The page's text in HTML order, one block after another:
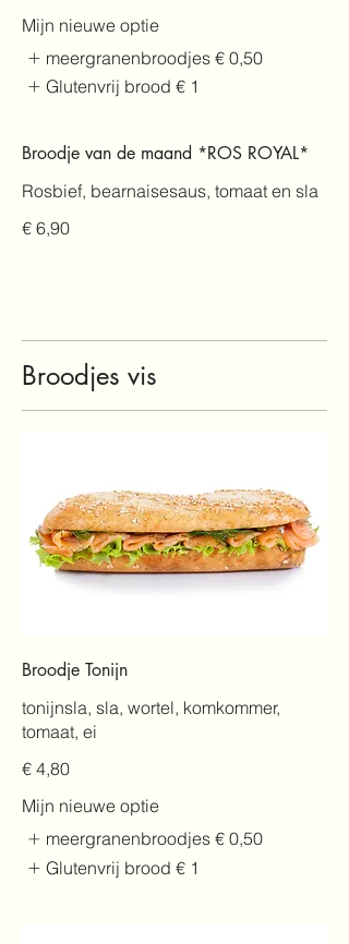
Mijn nieuwe optie
meergranenbroodjes € 0,50
Glutenvrij brood € 1
Broodje van de maand *ROS ROYAL*
Rosbief, bearnaisesaus, tomaat en sla
€ 6,90
Broodjes vis
Broodje Tonijn
tonijnsla, sla, wortel, komkommer,
tomaat, ei
€ 4,80
Mijn nieuwe optie
meergranenbroodjes € 0,50
Glutenvrij brood € 1